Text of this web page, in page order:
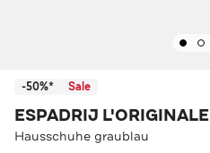
-50%* Sale
ESPADRIJ L'ORIGINALE
Hausschuhe graublau